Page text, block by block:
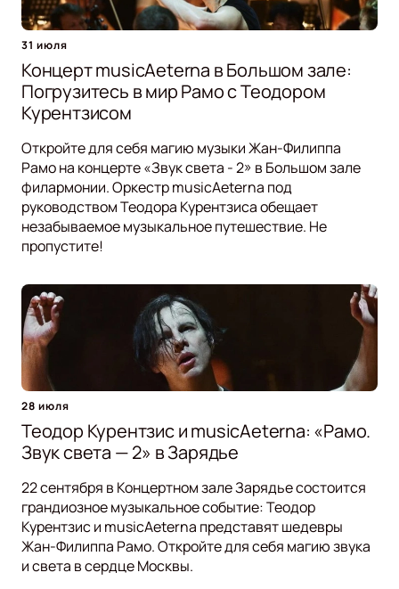
31 июля
Концерт musicAeterna в Большом зале:
Погрузитесь в мир Рамо с Теодором
Курентзисом
Откройте для себя магию музыки Жан-Филиппа
Рамо на концерте «Звук света - 2» в Большом зале
филармонии. Оркестр musicAeterna под
руководством Теодора Курентзиса обещает
незабываемое музыкальное путешествие. Не
пропустите!
28 июля
Теодор Курентзис и musicAeterna: «Рамо.
Звук света — 2» в Зарядье
22 сентября в Концертном зале Зарядье состоится
грандиозное музыкальное событие: Теодор
Курентзис и musicAeterna представят шедевры
Жан-Филиппа Рамо. Откройте для себя магию звука
и света в сердце Москвы.